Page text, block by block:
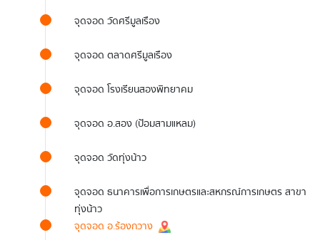
จุดจอด วัดศรีมูลเรือง
จุดจอด ตลาดศรีมูลเรือง
จุดจอด โรงเรียนสองพิทยาคม
จุดจอด อ.สอง (ป้อมสามแหลม)
จุดจอด วัดทุ่งน้าว
จุดจอด ธนาคารเพื่อการเกษตรและสหกรณ์การเกษตร สาขา
ทุ่งน้าว
จุดจอด อ.ร้องกวาง